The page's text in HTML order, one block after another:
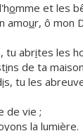
omme et les
amour, ô mon
tu abrites les
ins de ta
is, tu les
de vie ;
ons la lumière.